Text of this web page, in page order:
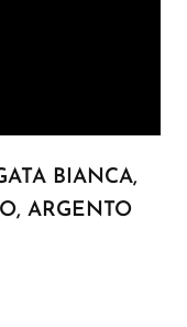
BIANCA,
ARGENTO